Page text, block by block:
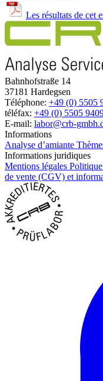
Les résultats de cet
Bahnhofstraße 14
37181 Hardegsen
Téléphone: +49 (0) 5505
téléfax: +49 (0) 5505
E-mail: labor@crb-
Informations
Analyse d’amiante
Informations juridiques
Mentions légales
de vente (CGV) et